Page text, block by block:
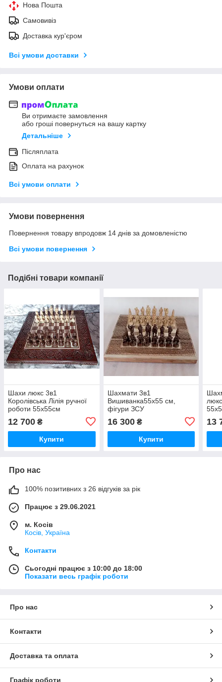
Нова Пошта
Самовивіз
Доставка кур'єром
Всі умови доставки
Умови оплати
Ви отримаєте замовлення
або гроші повернуться на вашу картку
Детальніше
Післяплата
Оплата на рахунок
Всі умови оплати
Умови повернення
Повернення товару впродовж 14 днів за домовленістю
Всі умови повернення
Подібні товари компанії
Шахи люкс 3в1
Королівська Лілія ручної
роботи 55х55см
12 700 ₴
Купити
Шахмати 3в1
Вишиванка55х55 см,
фігури ЗСУ
16 300₴
Купити
13
Про нас
100% позитивних з 26 відгуків за рік
Працює з 29.06.2021
м. Косів
Косів, Україна
Контакти
Сьогодні працює з 10:00 до 18:00
Показати весь графік роботи
Про нас
Контакти
Доставка та оплата
Графік роботи